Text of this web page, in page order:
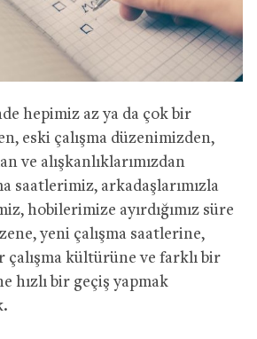
hepimiz az ya da çok bir
eski çalışma düzenimizden,
ve alışkanlıklarımızdan
saatlerimiz, arkadaşlarımızla
hobilerimize ayırdığımız süre
yeni çalışma saatlerine,
çalışma kültürüne ve farklı bir
hızlı bir geçiş yapmak